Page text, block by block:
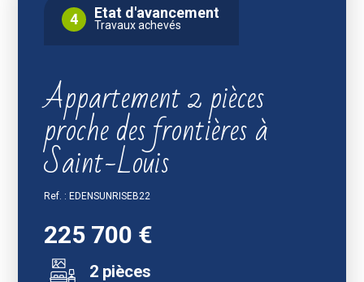
4 Etat d'avancement
Travaux achevés
Appartement 2 pièces
proche des frontières à
Saint-Louis
Ref. : EDENSUNRISEB22
225 700 €
2 pièces